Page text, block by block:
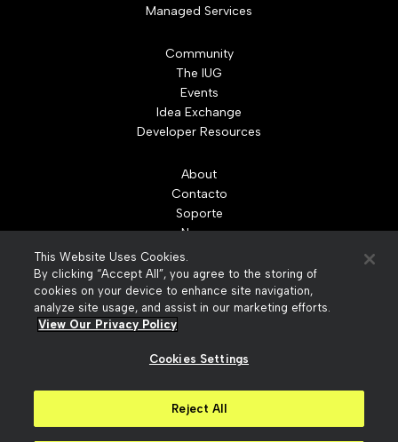
Managed Services
Community
The IUG
Events
Idea Exchange
Developer Resources
About
Contacto
Soporte
Nuevo
Leadership
Partners
Careers
News
This Website Uses Cookies.
By clicking “Accept All”, you agree to the storing of
cookies on your device to enhance site navigation,
analyze site usage, and assist in our marketing efforts.
View Our Privacy Policy
Cookies Settings
Reject All